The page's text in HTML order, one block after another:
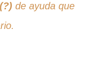
(?) de ayuda que